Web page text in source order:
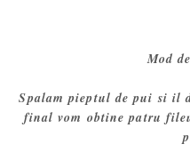
Mod
Spalam pieptul de pui si il
final vom obtine patru